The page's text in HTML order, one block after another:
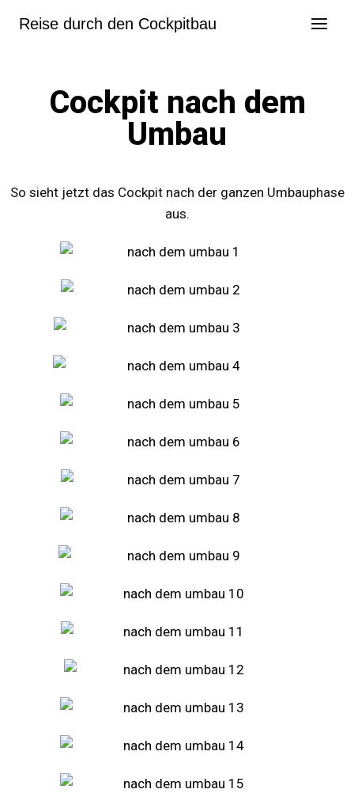
Reise durch den Cockpitbau
Cockpit nach dem
Umbau
So sieht jetzt das Cockpit nach der ganzen Umbauphase
aus.